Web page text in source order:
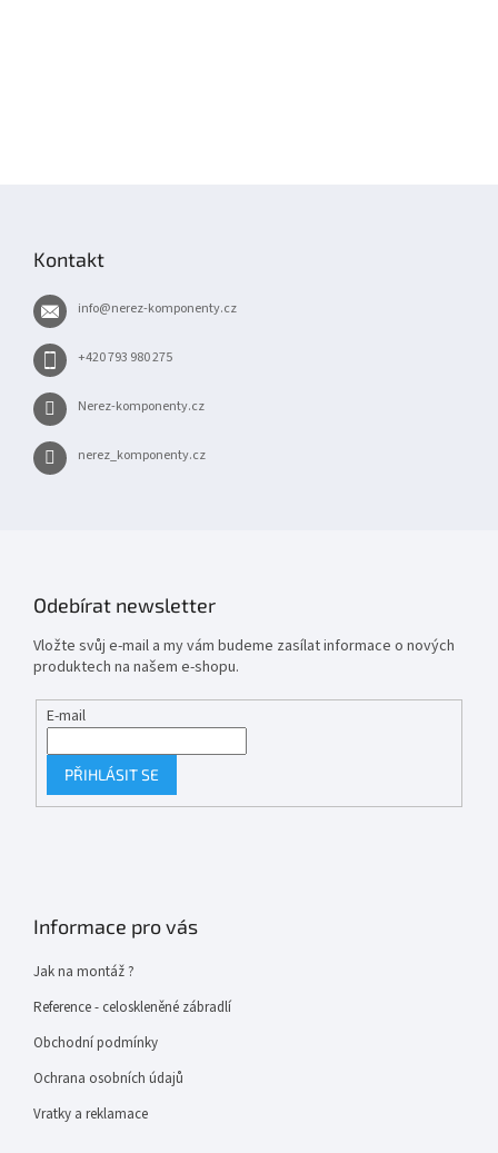
Kontakt
info@nerez-komponenty.cz
+420 793 980 275
Nerez-komponenty.cz
nerez_komponenty.cz
Odebírat newsletter
Vložte svůj e-mail a my vám budeme zasílat informace o nových
produktech na našem e-shopu.
E-mail
PŘIHLÁSIT SE
Informace pro vás
Jak na montáž ?
Reference - celoskleněné zábradlí
Obchodní podmínky
Ochrana osobních údajů
Vratky a reklamace